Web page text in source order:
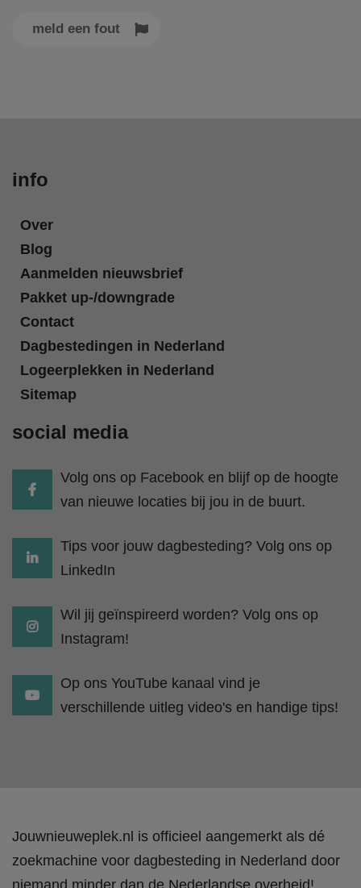
meld een fout
info
Over
Blog
Aanmelden nieuwsbrief
Pakket up-/downgrade
Contact
Dagbestedingen in Nederland
Logeerplekken in Nederland
Sitemap
social media
Volg ons op Facebook en blijf op de hoogte
van nieuwe locaties bij jou in de buurt.
Tips voor jouw dagbesteding? Volg ons op
LinkedIn
Wil jij geïnspireerd worden? Volg ons op
Instagram!
Op ons YouTube kanaal vind je
verschillende uitleg video's en handige tips!
Jouwnieuweplek.nl is officieel aangemerkt als dé
zoekmachine voor dagbesteding in Nederland door
niemand minder dan de Nederlandse overheid!